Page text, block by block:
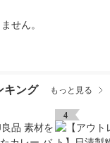
せん。
キング もっと見る
4